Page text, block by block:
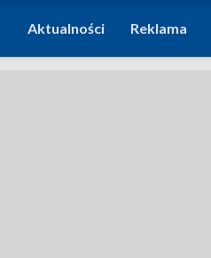
Aktualności Reklama